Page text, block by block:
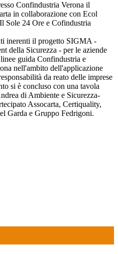
Confindustria Verona il
in collaborazione con Ecol
Sole 24 Ore e Cofindustria
inerenti il progetto SIGMA -
della Sicurezza - per le aziende
guida Confindustria e
nell'ambito dell'applicazione
da reato delle imprese
si è concluso con una tavola
di Ambiente e Sicurezza-
Assocarta, Certiquality,
Garda e Gruppo Fedrigoni.